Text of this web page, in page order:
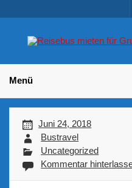
Menü
Juni 24, 2018
Bustravel
Uncategorized
Kommentar